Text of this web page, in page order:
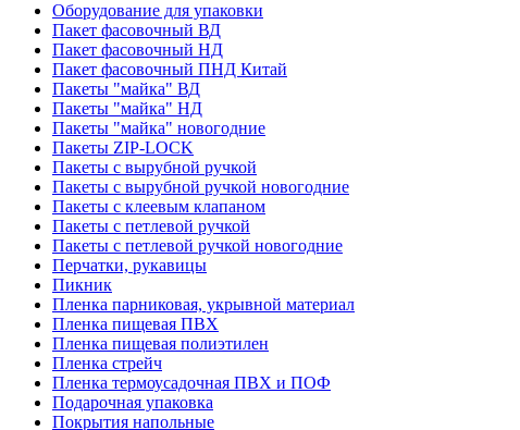
Оборудование для упаковки
Пакет фасовочный ВД
Пакет фасовочный НД
Пакет фасовочный ПНД Китай
Пакеты "майка" ВД
Пакеты "майка" НД
Пакеты "майка" новогодние
Пакеты ZIP-LOCK
Пакеты с вырубной ручкой
Пакеты с вырубной ручкой новогодние
Пакеты с клеевым клапаном
Пакеты с петлевой ручкой
Пакеты с петлевой ручкой новогодние
Перчатки, рукавицы
Пикник
Пленка парниковая, укрывной материал
Пленка пищевая ПВХ
Пленка пищевая полиэтилен
Пленка стрейч
Пленка термоусадочная ПВХ и ПОФ
Подарочная упаковка
Покрытия напольные